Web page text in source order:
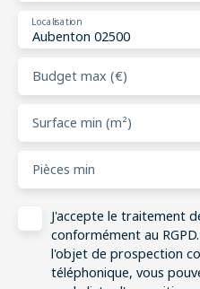
Aubenton 02500
Localisation
Budget max (€)
Surface min (m²)
Pièces min
J'accepte le traitement
conformément au
l'objet de prospection
téléphonique, vous